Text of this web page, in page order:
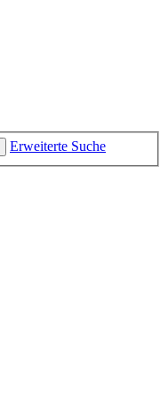
Erweiterte Suche